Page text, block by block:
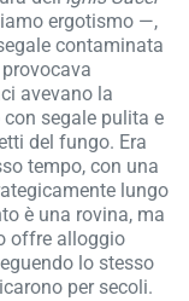
ergotismo —,
contaminata
avevano la
segale pulita e
del fungo. Era
tempo, con una
lungo
è una rovina, ma
offre alloggio
lo stesso
per secoli.